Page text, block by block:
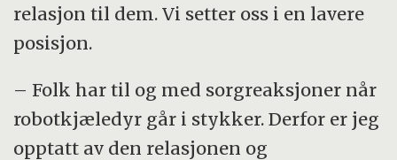
relasjon til dem. Vi setter oss i en lavere
posisjon.
– Folk har til og med sorgreaksjoner når
robotkjæledyr går i stykker. Derfor er jeg
opptatt av den relasjonen og